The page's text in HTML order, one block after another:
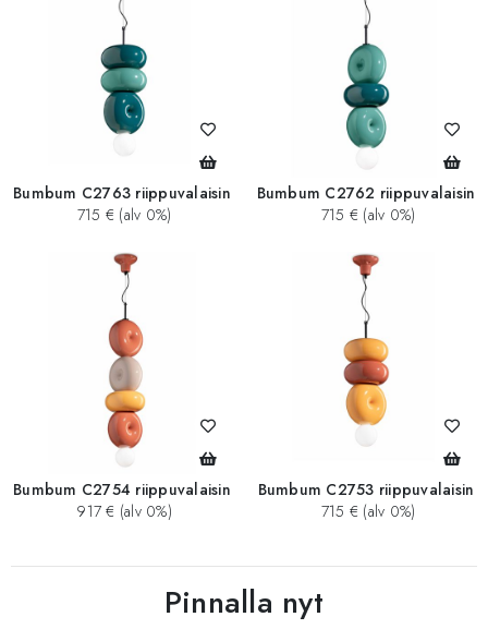
Bumbum C2763 riippuvalaisin
715 € (alv 0%)
Bumbum C2762 riippuvalaisin
715 € (alv 0%)
Bumbum C2754 riippuvalaisin
917 € (alv 0%)
Bumbum C2753 riippuvalaisin
715 € (alv 0%)
Pinnalla nyt